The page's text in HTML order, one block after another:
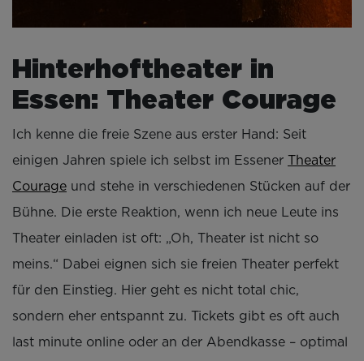
Hinterhoftheater in
Essen: Theater Courage
Ich kenne die freie Szene aus erster Hand: Seit
einigen Jahren spiele ich selbst im Essener
Theater
Courage und stehe in verschiedenen Stücken auf der
Bühne. Die erste Reaktion, wenn ich neue Leute ins
Theater einladen ist oft: „Oh, Theater ist nicht so
meins.“ Dabei eignen sich sie freien Theater perfekt
für den Einstieg. Hier geht es nicht total chic,
sondern eher entspannt zu. Tickets gibt es oft auch
last minute online oder an der Abendkasse – optimal